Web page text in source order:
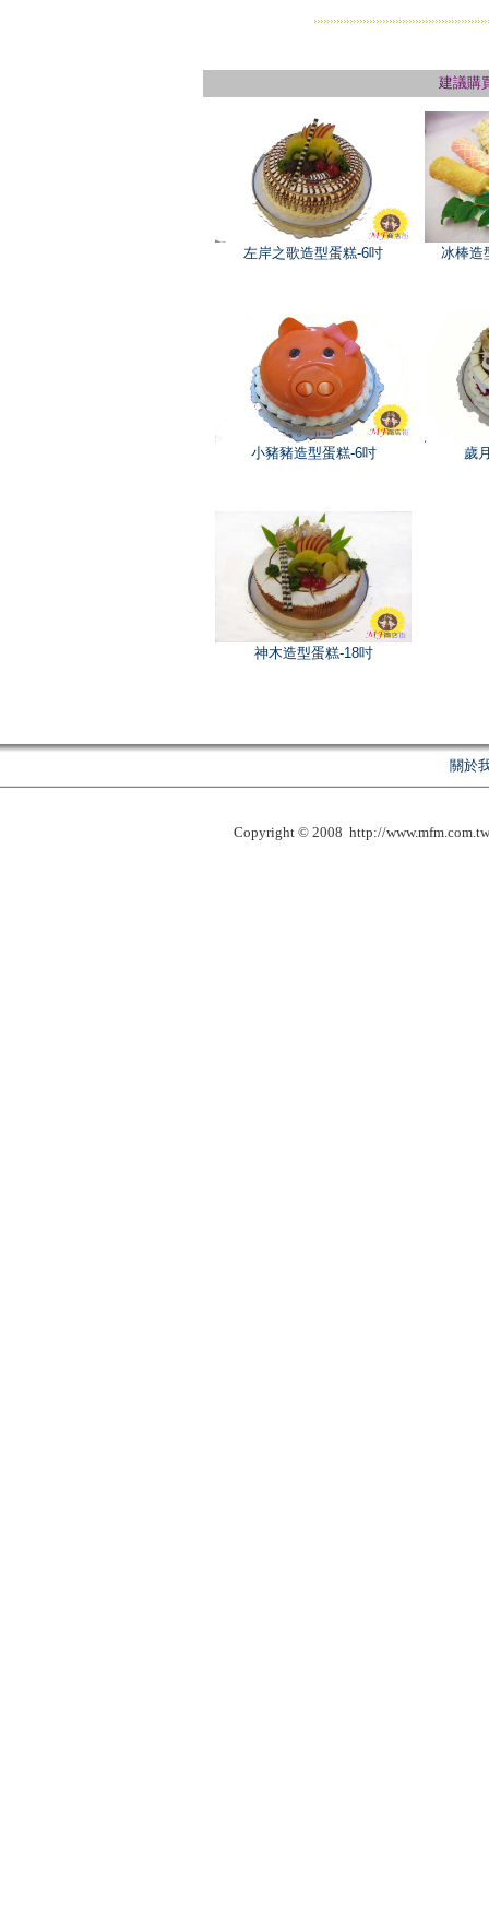
建議購
左岸之歌造型蛋糕-6吋 冰棒造
小豬豬造型蛋糕-6吋 歲
神木造型蛋糕-18吋
關於
Copyright © 2008 http://